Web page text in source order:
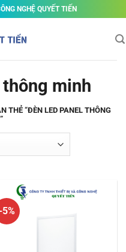
NGHỆ QUYẾT TIẾN
minh
THẺ “ĐÈN LED PANEL THÔNG
-5%